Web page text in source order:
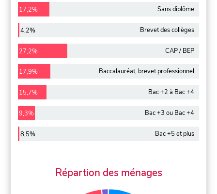
17,2% Sans diplôme
4,2% Brevet des collèges
27,2% CAP / BEP
17,9% Baccalauréat, brevet professionnel
15,7% Bac +2 à Bac +4
9,3% Bac +3 ou Bac +4
8,5% Bac +5 et plus
Répartion des ménages